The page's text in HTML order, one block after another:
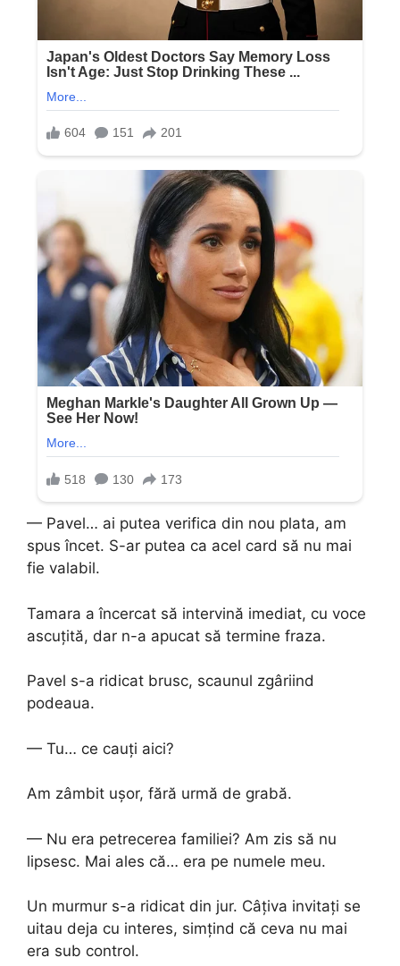
— Pavel… ai putea verifica din nou plata, am
spus încet. S-ar putea ca acel card să nu mai
fie valabil.
Tamara a încercat să intervină imediat, cu voce
ascuțită, dar n-a apucat să termine fraza.
Pavel s-a ridicat brusc, scaunul zgâriind
podeaua.
— Tu… ce cauți aici?
Am zâmbit ușor, fără urmă de grabă.
— Nu era petrecerea familiei? Am zis să nu
lipsesc. Mai ales că… era pe numele meu.
Un murmur s-a ridicat din jur. Câțiva invitați se
uitau deja cu interes, simțind că ceva nu mai
era sub control.